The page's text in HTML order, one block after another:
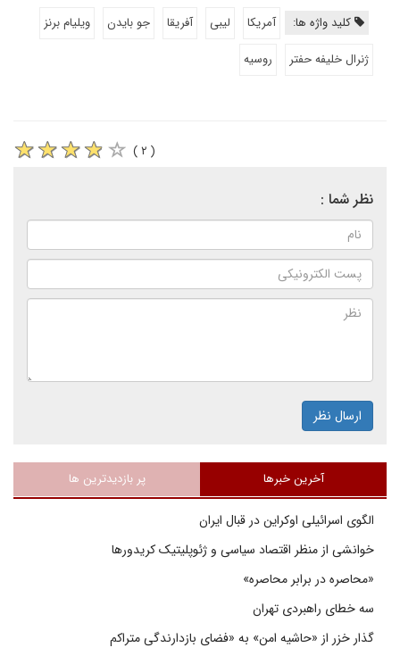
کلید واژه ها: آمریکا لیبی آفریقا جو بایدن
ویلیام برنز
ژنرال خلیفه حفتر
روسیه
( ۲ )
نظر شما :
ارسال نظر
آخرین خبرها پر بازدیدترین ها
الگوی اسرائیلی اوکراین در قبال ایران
خوانشی از منظر اقتصاد سیاسی و ژئوپلیتیک کریدورها
«محاصره در برابر محاصره»
سه خطای راهبردی تهران
گذار خزر از «حاشیه امن» به «فضای بازدارندگی متراکم